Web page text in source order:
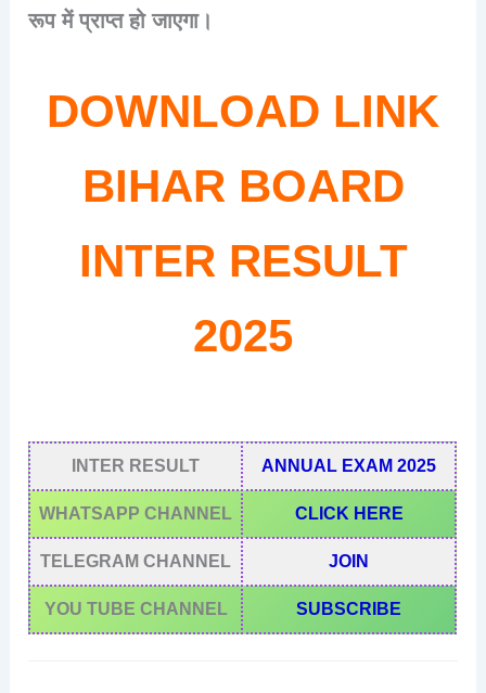
रूप में प्राप्त हो जाएगा।
DOWNLOAD LINK
BIHAR BOARD
INTER RESULT
2025
INTER RESULT ANNUAL EXAM 2025
WHATSAPP CHANNEL CLICK HERE
TELEGRAM CHANNEL JOIN
YOU TUBE CHANNEL SUBSCRIBE